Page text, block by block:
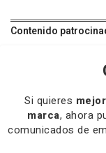
Contenido
Si quieres
marca, ahora
comunicados de